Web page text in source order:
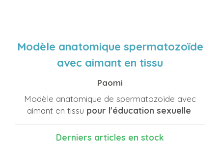
Modèle anatomique spermatozoïde
avec aimant en tissu
Paomi
Modèle anatomique de spermatozoïde avec
aimant en tissu pour l'éducation sexuelle
Derniers articles en stock